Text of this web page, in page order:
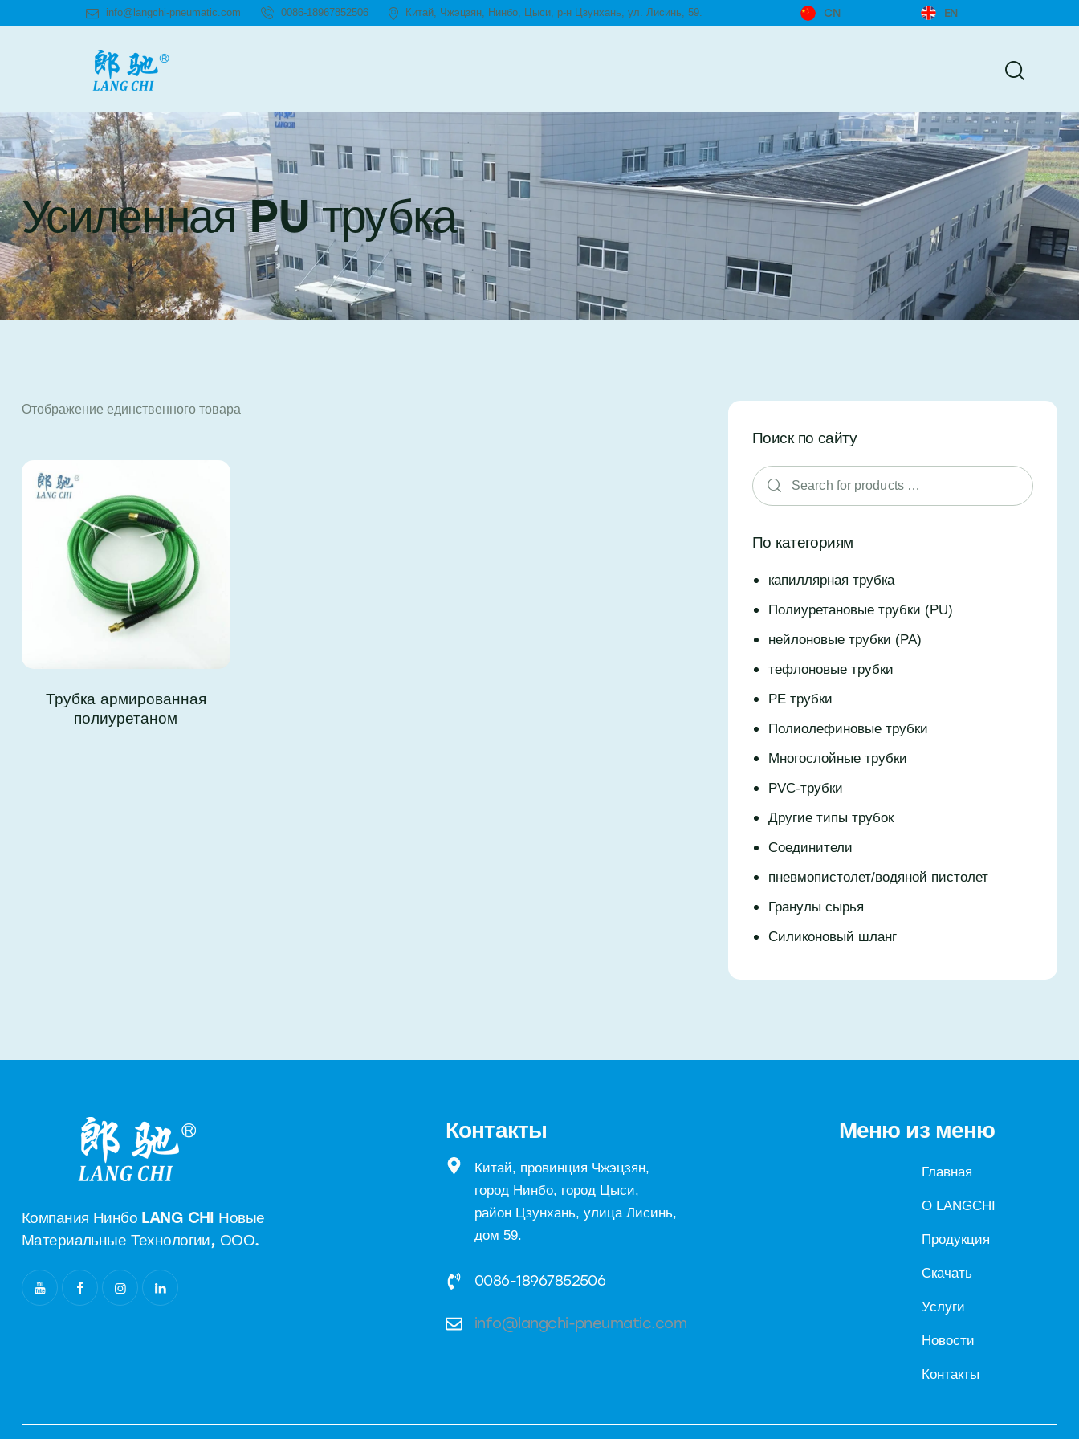
info@langchi-pneumatic.com 0086-18967852506 Китай, Чжэцзян, Нинбо, Цыси, р-н Цзунхань, ул. Лисинь, 59. CN EN
Усиленная PU трубка
Отображение единственного товара
Трубка армированная
полиуретаном
Поиск по сайту
По категориям
капиллярная трубка
Полиуретановые трубки (PU)
нейлоновые трубки (PA)
тефлоновые трубки
PE трубки
Полиолефиновые трубки
Многослойные трубки
PVC-трубки
Другие типы трубок
Соединители
пневмопистолет/водяной пистолет
Гранулы сырья
Силиконовый шланг
Компания Нинбо LANG CHI Новые
Материальные Технологии, ООО.
Контакты
Китай, провинция Чжэцзян,
город Нинбо, город Цыси,
район Цзунхань, улица Лисинь,
дом 59.
0086-18967852506
info@langchi-pneumatic.com
Меню из меню
Главная
О LANGCHI
Продукция
Скачать
Услуги
Новости
Контакты